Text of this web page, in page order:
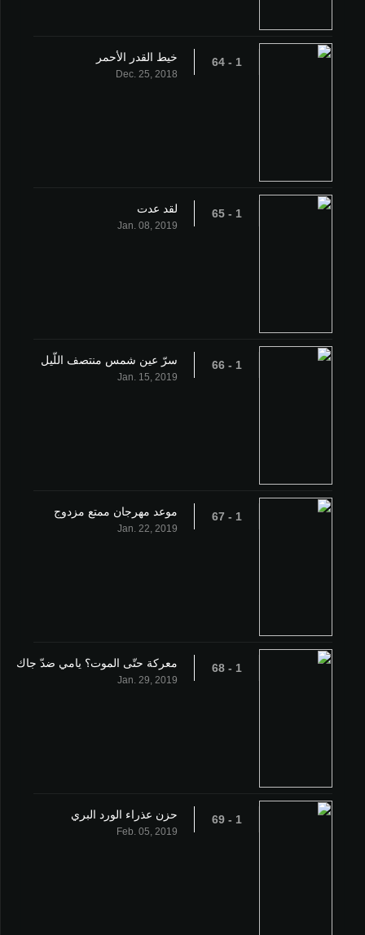
1 - 64 خيط القدر الأحمر
Dec. 25, 2018
1 - 65 لقد عدت
Jan. 08, 2019
1 - 66 سرّ عين شمس منتصف اللّيل
Jan. 15, 2019
1 - 67 موعد مهرجان ممتع مزدوج
Jan. 22, 2019
1 - 68 معركة حتّى الموت؟ يامي ضدّ جاك
Jan. 29, 2019
1 - 69 حزن عذراء الورد البري
Feb. 05, 2019